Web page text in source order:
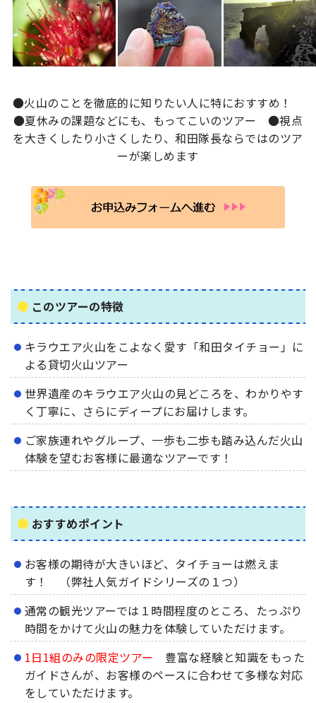
●火山のことを徹底的に知りたい人に特におすすめ！
●夏休みの課題などにも、もってこいのツアー ●視点
を大きくしたり小さくしたり、和田隊長ならではのツア
ーが楽しめます
このツアーの特徴
キラウエア火山をこよなく愛す「和田タイチョー」に
よる貸切火山ツアー
世界遺産のキラウエア火山の見どころを、わかりやす
く丁寧に、さらにディープにお届けします。
ご家族連れやグループ、一歩も二歩も踏み込んだ火山
体験を望むお客様に最適なツアーです！
おすすめポイント
お客様の期待が大きいほど、タイチョーは燃えま
す！ （弊社人気ガイドシリーズの１つ）
通常の観光ツアーでは１時間程度のところ、たっぷり
時間をかけて火山の魅力を体験していただけます。
1日1組のみの限定ツアー
豊富な経験と知識をもった
ガイドさんが、お客様のペースに合わせて多様な対応
をしていただけます。